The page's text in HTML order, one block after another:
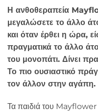
Η ανθοθεραπεία
μεγαλώσετε το άλλο
και όταν έρθει η ώρα,
πραγματικά το άλλο
του μονοπάτι. Δίνει
Το πιο ουσιαστικό
τον άλλον στην αγάπη.
Τα παιδιά του Mayflower